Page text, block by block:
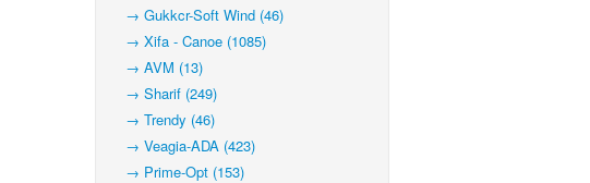
→ Gukkcr-Soft Wind (46)
→ Xifa - Canoe (1085)
→ AVM (13)
→ Sharif (249)
→ Trendy (46)
→ Veagia-ADA (423)
→ Prime-Opt (153)